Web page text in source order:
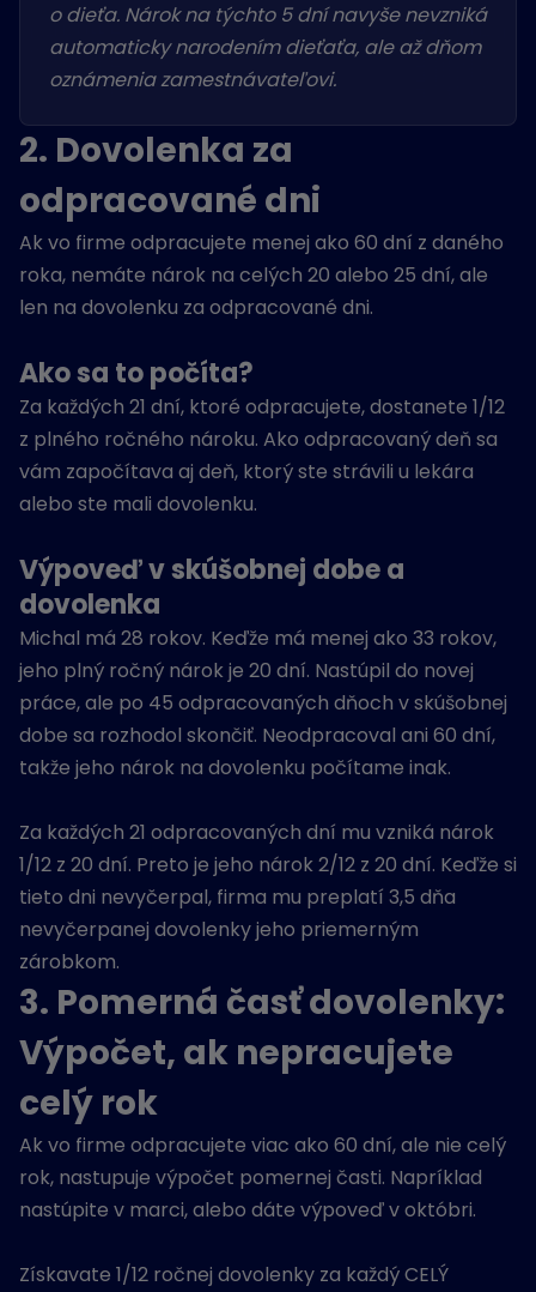
o dieťa. Nárok na týchto 5 dní navyše nevzniká
automaticky narodením dieťaťa, ale až dňom
oznámenia zamestnávateľovi.
2. Dovolenka za
odpracované dni
Ak vo firme odpracujete menej ako 60 dní z daného
roka, nemáte nárok na celých 20 alebo 25 dní, ale
len na dovolenku za odpracované dni.
Ako sa to počíta?
Za každých 21 dní, ktoré odpracujete, dostanete 1/12
z plného ročného nároku. Ako odpracovaný deň sa
vám započítava aj deň, ktorý ste strávili u lekára
alebo ste mali dovolenku.
Výpoveď v skúšobnej dobe a
dovolenka
Michal má 28 rokov. Keďže má menej ako 33 rokov,
jeho plný ročný nárok je 20 dní. Nastúpil do novej
práce, ale po 45 odpracovaných dňoch v skúšobnej
dobe sa rozhodol skončiť. Neodpracoval ani 60 dní,
takže jeho nárok na dovolenku počítame inak.
Za každých 21 odpracovaných dní mu vzniká nárok
1/12 z 20 dní. Preto je jeho nárok 2/12 z 20 dní. Keďže si
tieto dni nevyčerpal, firma mu preplatí 3,5 dňa
nevyčerpanej dovolenky jeho priemerným
zárobkom.
3. Pomerná časť dovolenky:
Výpočet, ak nepracujete
celý rok
Ak vo firme odpracujete viac ako 60 dní, ale nie celý
rok, nastupuje výpočet pomernej časti. Napríklad
nastúpite v marci, alebo dáte výpoveď v októbri.
Získavate 1/12 ročnej dovolenky za každý CELÝ